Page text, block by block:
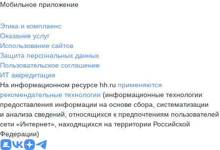
Мобильное приложение
Этика и комплаенс
Оказание услуг
Использование сайтов
Защита персональных данных
Пользовательское соглашение
ИТ аккредитация
На информационном ресурсе hh.ru применяются
рекомендательные технологии (информационные технологии
предоставления информации на основе сбора, систематизации
и анализа сведений, относящихся к предпочтениям пользователей
сети «Интернет», находящихся на территории Российской
Федерации)